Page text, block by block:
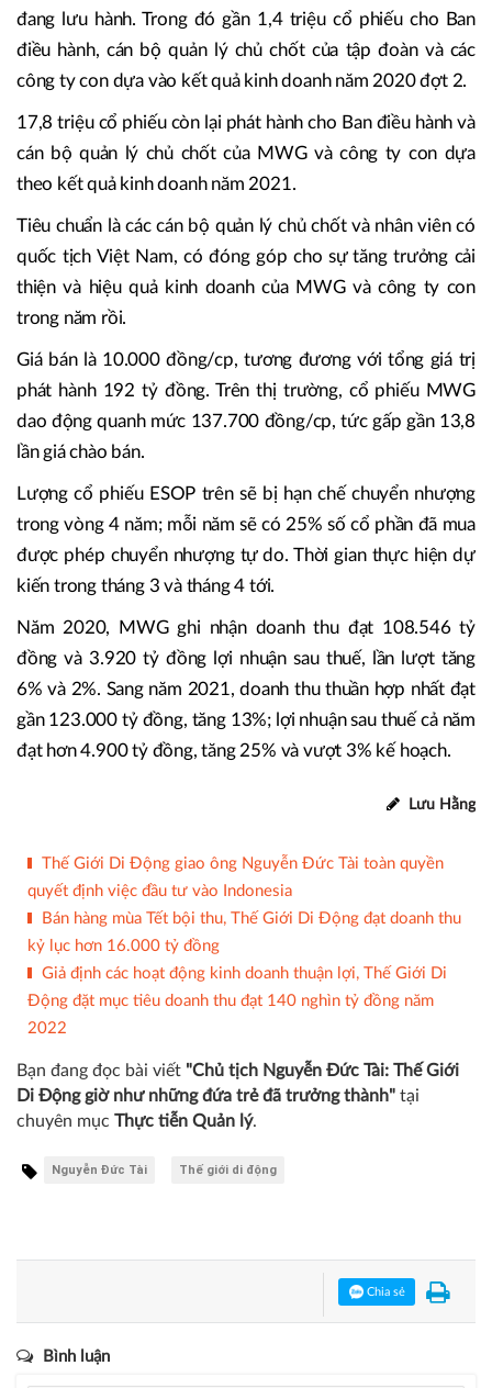
đang lưu hành. Trong đó gần 1,4 triệu cổ phiếu cho Ban
điều hành, cán bộ quản lý chủ chốt của tập đoàn và các
công ty con dựa vào kết quả kinh doanh năm 2020 đợt 2.
17,8 triệu cổ phiếu còn lại phát hành cho Ban điều hành và
cán bộ quản lý chủ chốt của MWG và công ty con dựa
theo kết quả kinh doanh năm 2021.
Tiêu chuẩn là các cán bộ quản lý chủ chốt và nhân viên có
quốc tịch Việt Nam, có đóng góp cho sự tăng trưởng cải
thiện và hiệu quả kinh doanh của MWG và công ty con
trong năm rồi.
Giá bán là 10.000 đồng/cp, tương đương với tổng giá trị
phát hành 192 tỷ đồng. Trên thị trường, cổ phiếu MWG
dao động quanh mức 137.700 đồng/cp, tức gấp gần 13,8
lần giá chào bán.
Lượng cổ phiếu ESOP trên sẽ bị hạn chế chuyển nhượng
trong vòng 4 năm; mỗi năm sẽ có 25% số cổ phần đã mua
được phép chuyển nhượng tự do. Thời gian thực hiện dự
kiến trong tháng 3 và tháng 4 tới.
Năm 2020, MWG ghi nhận doanh thu đạt 108.546 tỷ
đồng và 3.920 tỷ đồng lợi nhuận sau thuế, lần lượt tăng
6% và 2%. Sang năm 2021, doanh thu thuần hợp nhất đạt
gần 123.000 tỷ đồng, tăng 13%; lợi nhuận sau thuế cả năm
đạt hơn 4.900 tỷ đồng, tăng 25% và vượt 3% kế hoạch.
Lưu Hằng
Thế Giới Di Động giao ông Nguyễn Đức Tài toàn quyền
quyết định việc đầu tư vào Indonesia
Bán hàng mùa Tết bội thu, Thế Giới Di Động đạt doanh thu
kỷ lục hơn 16.000 tỷ đồng
Giả định các hoạt động kinh doanh thuận lợi, Thế Giới Di
Động đặt mục tiêu doanh thu đạt 140 nghìn tỷ đồng năm
2022
Bạn đang đọc bài viết "Chủ tịch Nguyễn Đức Tài: Thế Giới
Di Động giờ như những đứa trẻ đã trưởng thành" tại
chuyên mục Thực tiễn Quản lý.
Nguyễn Đức Tài Thế giới di động
Chia sẻ
Bình luận